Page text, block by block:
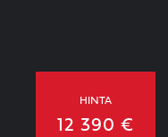
HINTA
12 390 €